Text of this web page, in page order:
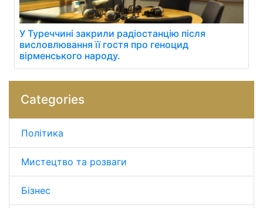
У Туреччині закрили радіостанцію після
висловлювання її гостя про геноцид
вірменського народу.
Categories
Політика
Мистецтво та розваги
Бізнес